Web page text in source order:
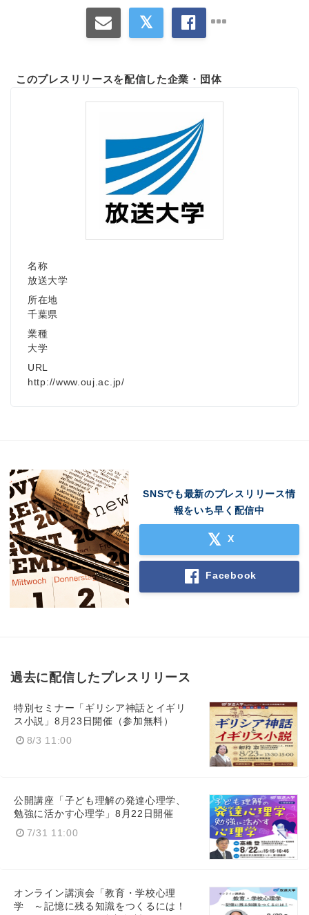
このプレスリリースを配信した企業・団体
名称
放送大学
所在地
千葉県
業種
大学
URL
http://www.ouj.ac.jp/
SNSでも最新のプレスリリース情
報をいち早く配信中
X
Facebook
過去に配信したプレスリリース
特別セミナー「ギリシア神話とイギリ
ス小説」8月23日開催（参加無料）
8/3 11:00
公開講座「子ども理解の発達心理学、
勉強に活かす心理学」8月22日開催
7/31 11:00
オンライン講演会「教育・学校心理
学 ～記憶に残る知識をつくるには！